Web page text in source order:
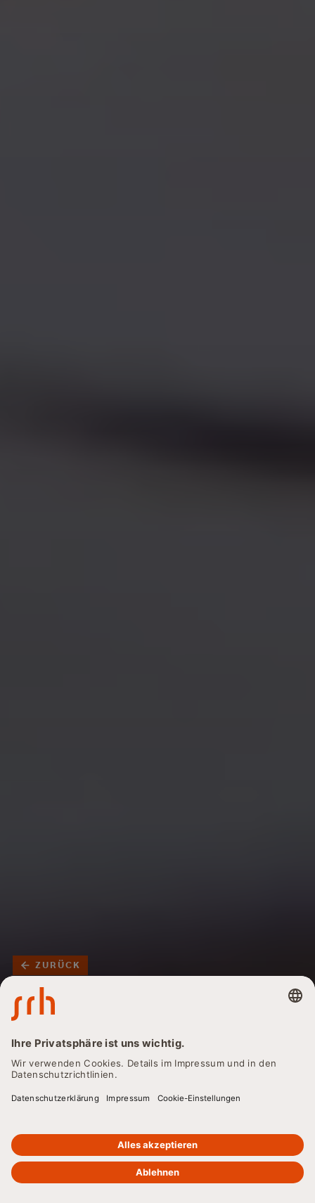
ZURÜCK
HR-Manager:in -
Berufsbild, Ausbildung
und
Karrieremöglichkeiten
im Überblick
Sie interessieren sich für den Beruf Human Resources